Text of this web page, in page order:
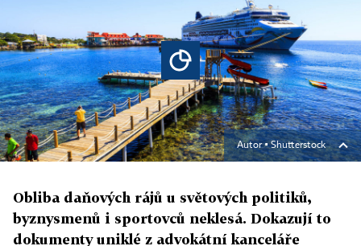
Autor ▪Shutterstock
Obliba daňových rájů u světových politiků,
byznysmenů i sportovců neklesá. Dokazují to
dokumenty uniklé z advokátní kanceláře